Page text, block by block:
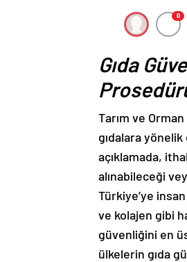
0
Gıda
Tarım ve
gıdalara
açıklamada,
alınabileceği
Türkiye’ye
ve kolajen gibi
güvenliğini en
ülkelerin gıda